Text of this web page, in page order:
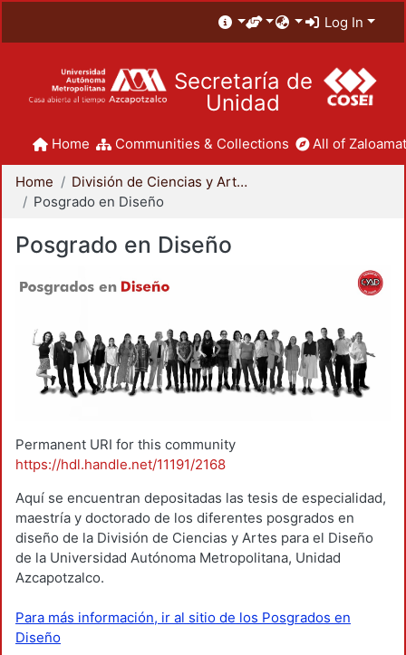
Log In
Secretaría de
Unidad
Home Communities & Collections All of
Home
División de Ciencias y Artes para el Diseño
Posgrado en Diseño
Posgrado en Diseño
Permanent URI for this community
https://hdl.handle.net/11191/2168
Aquí se encuentran depositadas las tesis de especialidad,
maestría y doctorado de los diferentes posgrados en
diseño de la División de Ciencias y Artes para el Diseño
de la Universidad Autónoma Metropolitana, Unidad
Azcapotzalco.
Para más información, ir al sitio de los Posgrados en
Diseño